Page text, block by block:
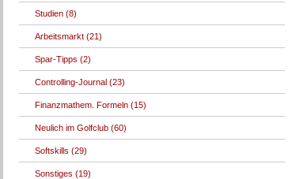
Studien (8)
Arbeitsmarkt (21)
Spar-Tipps (2)
Controlling-Journal (23)
Finanzmathem. Formeln (15)
Neulich im Golfclub (60)
Softskills (29)
Sonstiges (19)